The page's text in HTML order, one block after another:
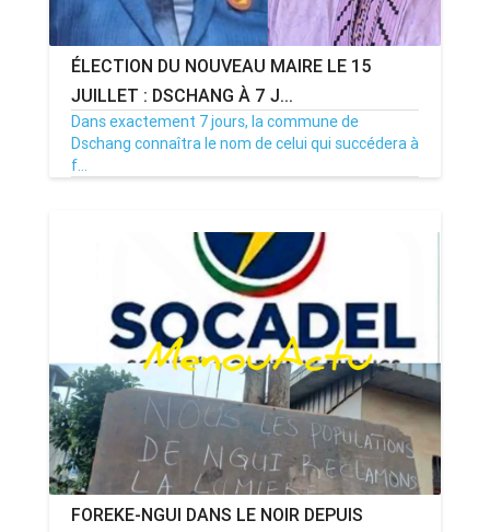
ÉLECTION DU NOUVEAU MAIRE LE 15
JUILLET : DSCHANG À 7 J...
Dans exactement 7 jours, la commune de
Dschang connaîtra le nom de celui qui succédera à
f...
FOREKE-NGUI DANS LE NOIR DEPUIS